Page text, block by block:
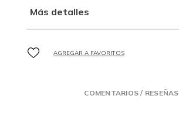
Más detalles
COMENTARIOS / RESEÑAS